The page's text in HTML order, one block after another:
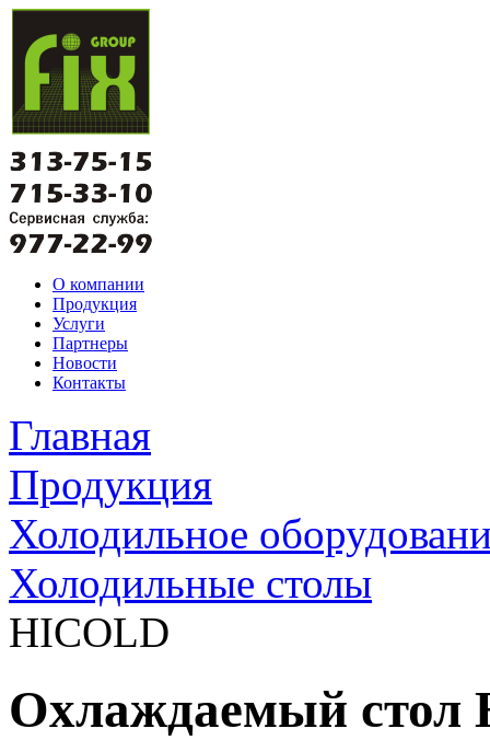
О компании
Продукция
Услуги
Партнеры
Новости
Контакты
Главная
Продукция
Холодильное
Холодильные столы
HICOLD
Охлаждаемый стол